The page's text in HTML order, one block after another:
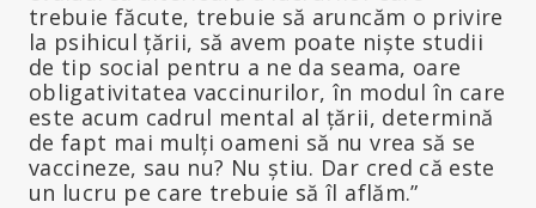
trebuie făcute, trebuie să aruncăm o privire
la psihicul țării, să avem poate niște studii
de tip social pentru a ne da seama, oare
obligativitatea vaccinurilor, în modul în care
este acum cadrul mental al țării, determină
de fapt mai mulți oameni să nu vrea să se
vaccineze, sau nu? Nu știu. Dar cred că este
un lucru pe care trebuie să îl aflăm.”